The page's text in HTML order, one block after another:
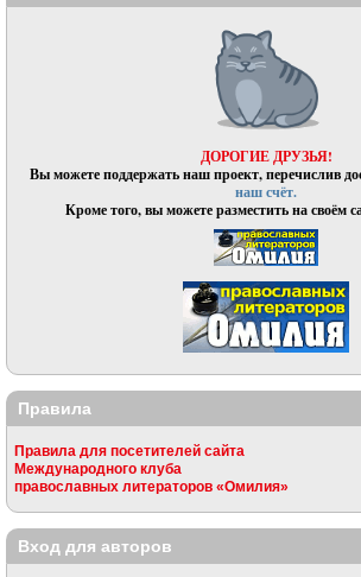
ДОРОГИЕ ДРУЗЬЯ!
Вы можете поддержать наш проект, перечислив
наш счёт.
Кроме того, вы можете разместить на своём
Правила
Правила для посетителей сайта
Международного клуба
православных литераторов «Омилия»
Вход для авторов